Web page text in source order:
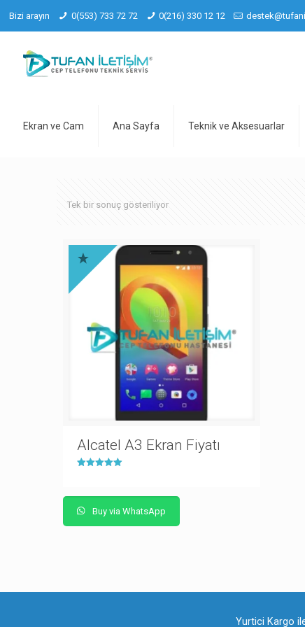
Bizi arayın 0(553) 733 72 72 0(216) 330 12 12
Ekran ve Cam Ana Sayfa Teknik ve Aksesuarlar
Tek bir sonuç gösteriliyor
Alcatel A3 Ekran Fiyatı
Buy via WhatsApp
Yurtici Kargo